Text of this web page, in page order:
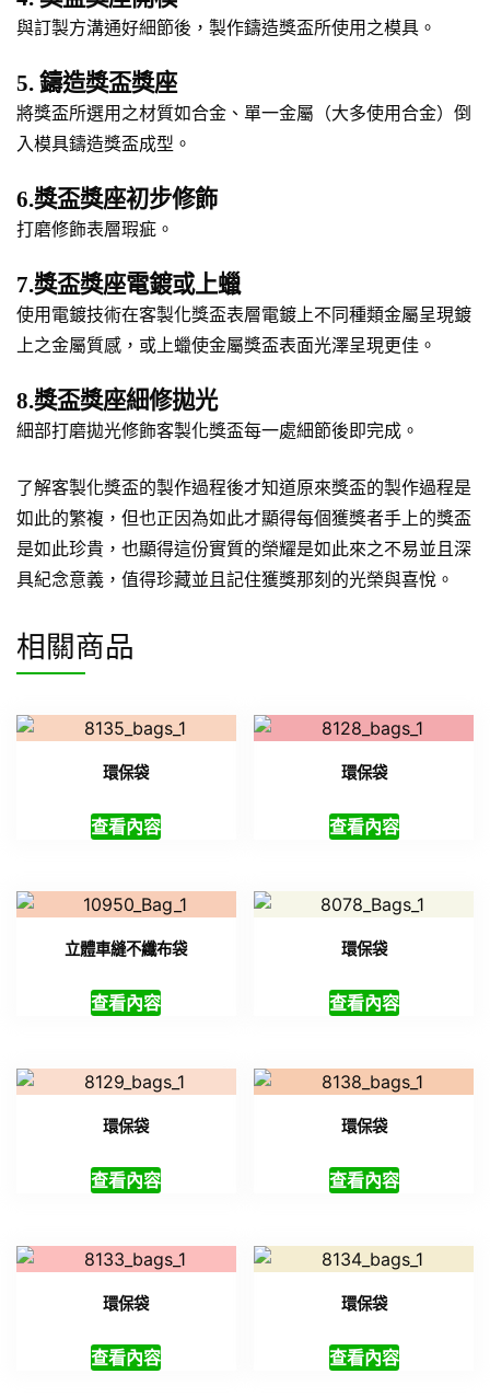
與訂製方溝通好細節後，製作鑄造獎盃所使用之模具。
5. 鑄造獎盃獎座
將獎盃所選用之材質如合金、單一金屬（大多使用合金）倒
入模具鑄造獎盃成型。
6.獎盃獎座初步修飾
打磨修飾表層瑕疵。
7.獎盃獎座電鍍或上蠟
使用電鍍技術在客製化獎盃表層電鍍上不同種類金屬呈現鍍
上之金屬質感，或上蠟使金屬獎盃表面光澤呈現更佳。
8.獎盃獎座細修拋光
細部打磨拋光修飾客製化獎盃每一處細節後即完成。
了解客製化獎盃的製作過程後才知道原來獎盃的製作過程是
如此的繁複，但也正因為如此才顯得每個獲獎者手上的獎盃
是如此珍貴，也顯得這份實質的榮耀是如此來之不易並且深
具紀念意義，值得珍藏並且記住獲獎那刻的光榮與喜悅。
相關商品
環保袋
查看內容
環保袋
查看內容
立體車縫不纖布袋
查看內容
環保袋
查看內容
環保袋
查看內容
環保袋
查看內容
環保袋
查看內容
環保袋
查看內容